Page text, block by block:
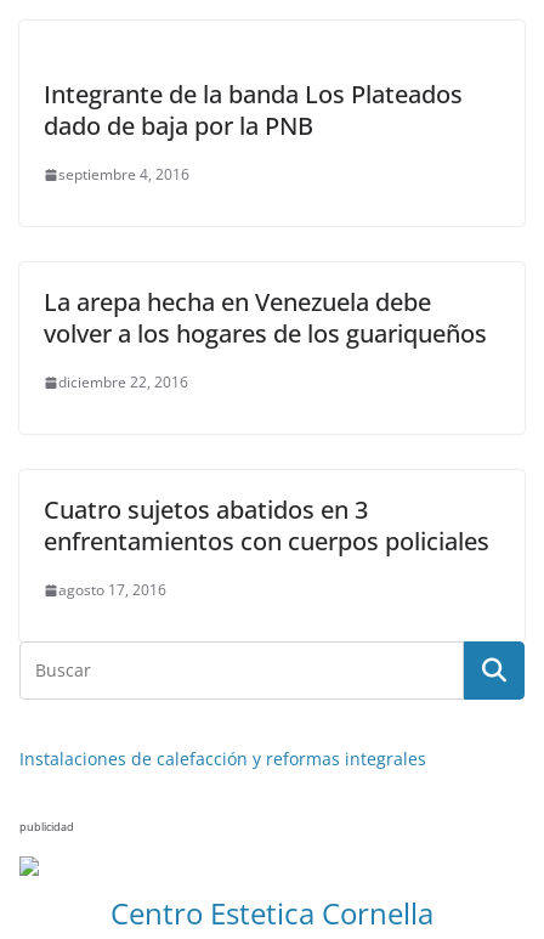
Integrante de la banda Los Plateados
dado de baja por la PNB
septiembre 4, 2016
La arepa hecha en Venezuela debe
volver a los hogares de los guariqueños
diciembre 22, 2016
Cuatro sujetos abatidos en 3
enfrentamientos con cuerpos policiales
agosto 17, 2016
Instalaciones de calefacción y reformas integrales
publicidad
Centro Estetica Cornella